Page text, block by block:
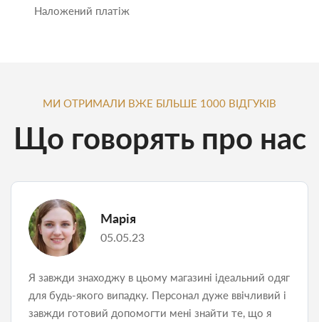
Наложений платіж
МИ ОТРИМАЛИ ВЖЕ БІЛЬШЕ 1000 ВІДГУКІВ
Що говорять про нас
Марія
05.05.23
Я завжди знаходжу в цьому магазині ідеальний одяг
для будь-якого випадку. Персонал дуже ввічливий і
завжди готовий допомогти мені знайти те, що я